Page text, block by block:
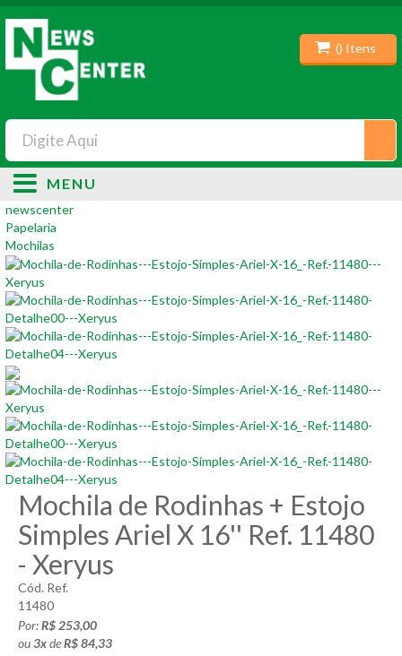
() Itens
MENU
newscenter
Papelaria
Mochilas
Mochila de Rodinhas + Estojo
Simples Ariel X 16'' Ref. 11480
- Xeryus
Cód. Ref.
11480
Por:R$ 253,00
ou3xdeR$ 84,33